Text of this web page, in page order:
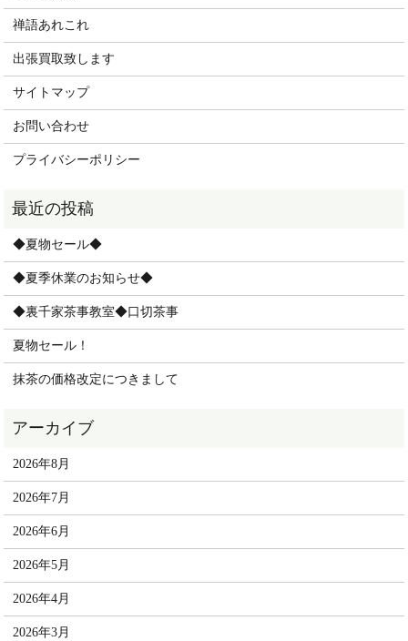
禅語あれこれ
出張買取致します
サイトマップ
お問い合わせ
プライバシーポリシー
◆夏物セール◆
◆夏季休業のお知らせ◆
◆裏千家茶事教室◆口切茶事
夏物セール！
抹茶の価格改定につきまして
2026年8月
2026年7月
2026年6月
2026年5月
2026年4月
2026年3月